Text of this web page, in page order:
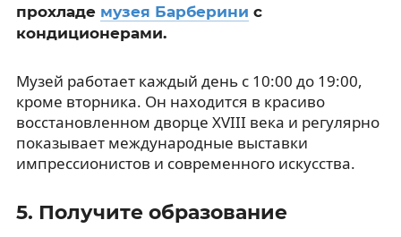
прохладе музея Барберини с
кондиционерами.
Музей работает каждый день с 10:00 до 19:00,
кроме вторника. Он находится в красиво
восстановленном дворце XVIII века и регулярно
показывает международные выставки
импрессионистов и современного искусства.
5. Получите образование